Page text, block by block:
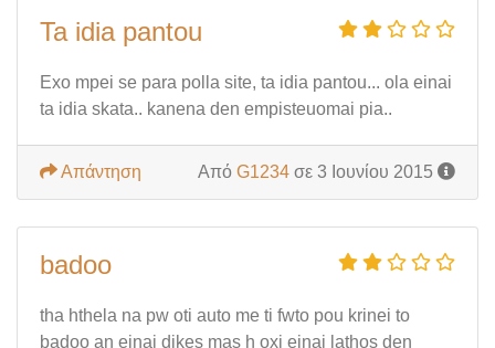
Ta idia pantou
Exo mpei se para polla site, ta idia pantou... ola einai
ta idia skata.. kanena den empisteuomai pia..
Από G1234 σε 3 Ιουνίου 2015
Απάντηση
badoo
tha hthela na pw oti auto me ti fwto pou krinei to
badoo an einai dikes mas h oxi einai lathos den